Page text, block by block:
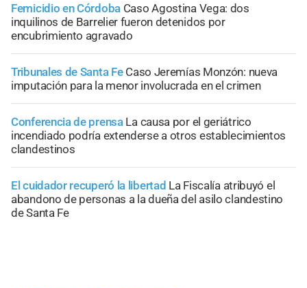
Femicidio en Córdoba Caso Agostina Vega: dos
inquilinos de Barrelier fueron detenidos por
encubrimiento agravado
Tribunales de Santa Fe Caso Jeremías Monzón: nueva
imputación para la menor involucrada en el crimen
Conferencia de prensa La causa por el geriátrico
incendiado podría extenderse a otros establecimientos
clandestinos
El cuidador recuperó la libertad La Fiscalía atribuyó el
abandono de personas a la dueña del asilo clandestino
de Santa Fe